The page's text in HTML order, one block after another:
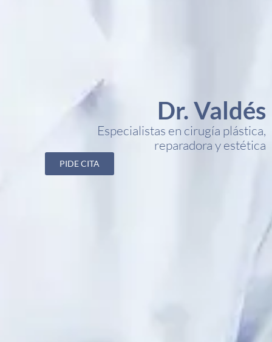
Dr. Valdés
Especialistas en cirugía plástica,
reparadora y estética
PIDE CITA